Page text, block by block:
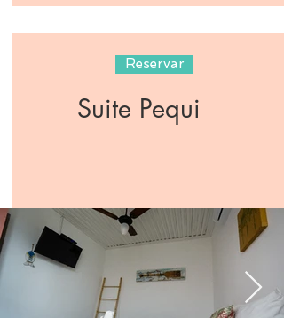
Reservar
Suite Pequi